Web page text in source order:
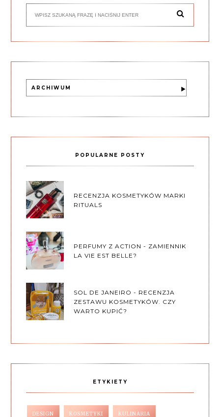
ARCHIWUM
POPULARNE POSTY
RECENZJA KOSMETYKÓW MARKI
RITUALS
PERFUMY Z ACTION - ZAMIENNIK
LA VIE EST BELLE?
SOL DE JANEIRO - RECENZJA
ZESTAWU KOSMETYKÓW. CZY
WARTO KUPIĆ?
ETYKIETY
DESIGN KOSMETYKI KULINARIA